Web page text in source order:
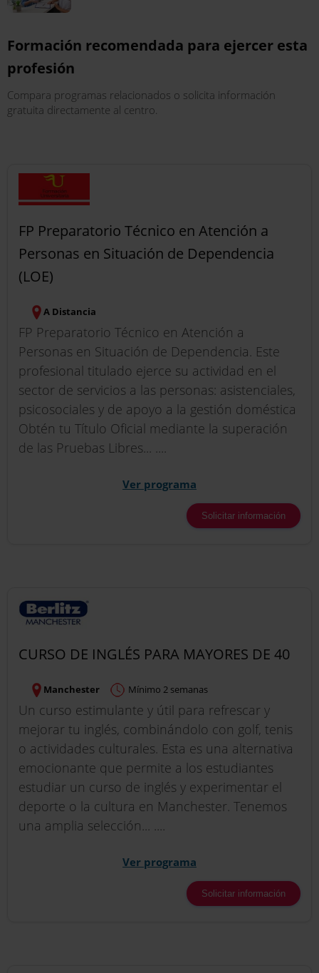
Formación recomendada para ejercer esta
profesión
Compara programas relacionados o solicita información
gratuita directamente al centro.
FP Preparatorio Técnico en Atención a
Personas en Situación de Dependencia
(LOE)
A Distancia
FP Preparatorio Técnico en Atención a
Personas en Situación de Dependencia. Este
profesional titulado ejerce su actividad en el
sector de servicios a las personas: asistenciales,
psicosociales y de apoyo a la gestión doméstica
Obtén tu Título Oficial mediante la superación
de las Pruebas Libres... ....
Ver programa
Solicitar información
CURSO DE INGLÉS PARA MAYORES DE 40
Manchester Mínimo 2 semanas
Un curso estimulante y útil para refrescar y
mejorar tu inglés, combinándolo con golf, tenis
o actividades culturales. Esta es una alternativa
emocionante que permite a los estudiantes
estudiar un curso de inglés y experimentar el
deporte o la cultura en Manchester. Tenemos
una amplia selección... ....
Ver programa
Solicitar información